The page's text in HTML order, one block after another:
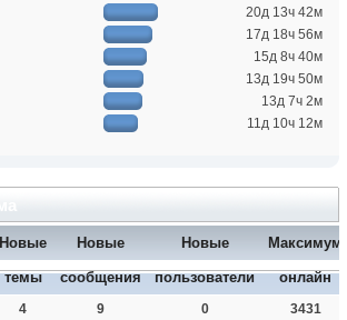
20д 13ч 42м
17д 18ч 56м
15д 8ч 40м
13д 19ч 50м
13д 7ч 2м
11д 10ч 12м
Новые
темы
Новые
сообщения
Новые
пользователи
Максимум
онлайн
4 9 0
3431